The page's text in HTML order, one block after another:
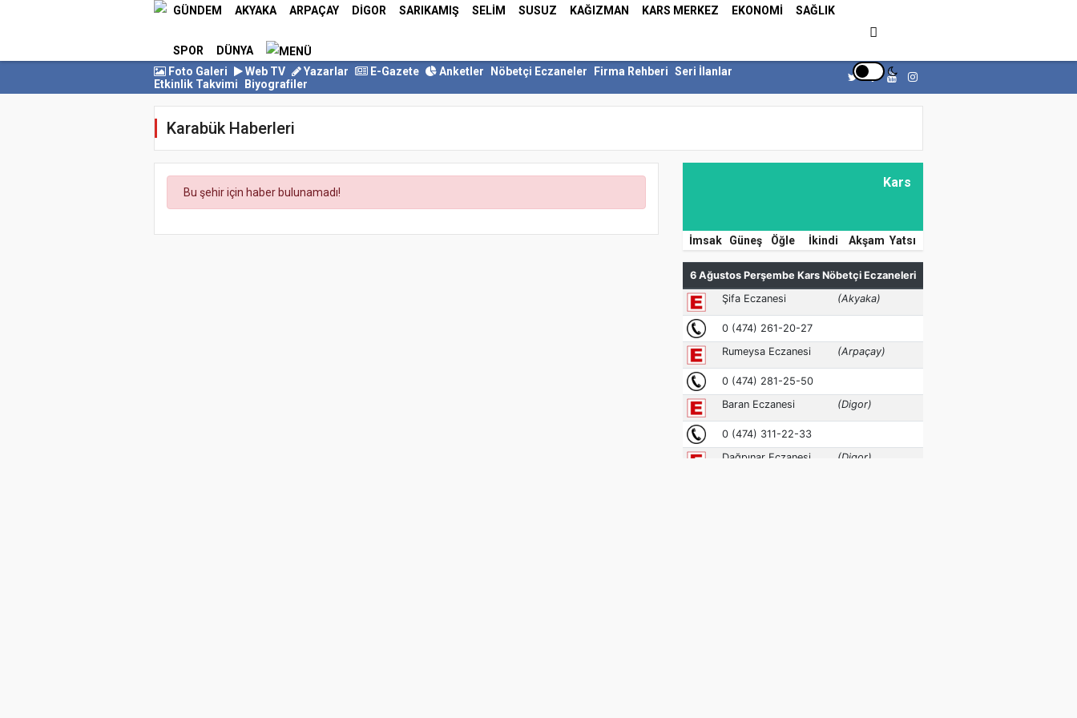
GÜNDEM AKYAKA ARPAÇAY DİGOR SARIKAMIŞ SELİM SUSUZ KAĞIZMAN KARS MERKEZ EKONOMİ SAĞLIK
SPOR
DÜNYA
Foto Galeri
Web TV Yazarlar E-Gazete Anketler Nöbetçi Eczaneler Firma Rehberi Seri İlanlar
Etkinlik Takvimi
Biyografiler
Karabük Haberleri
Bu şehir için haber bulunamadı!
Kars
İmsak Güneş Öğle İkindi Akşam Yatsı